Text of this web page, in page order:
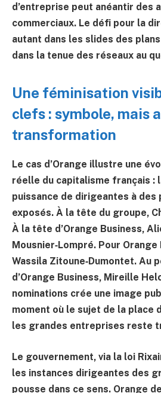
d’entreprise peut anéantir des
commerciaux. Le défi pour la
autant dans les slides des
dans la tenue des réseaux au
Une féminisation
clefs : symbole, mais
transformation
Le cas d’Orange illustre une
réelle du capitalisme français :
puissance de dirigeantes à
exposés. À la tête du groupe,
À la tête d’Orange Business,
Mousnier‑Lompré. Pour Orange
Wassila Zitoune‑Dumontet. Au
d’Orange Business, Mireille
nominations crée une image
moment où le sujet de la place
les grandes entreprises reste
Le gouvernement, via la loi
les instances dirigeantes des
pousse dans ce sens. Orange